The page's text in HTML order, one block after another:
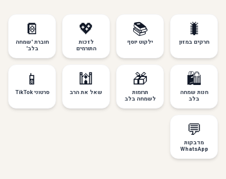
🐛
חרקים במזון
📚
ילקוט יוסף
💖
לזכות
התורמים
📔
חוברת 'שמחה
בלב'
🛍️
חנות שמחה
בלב
🎁
תרומות
לשמחה בלב
🕍
שאל את הרב
📱
סרטוני TikTok
💬
מדבקות
WhatsApp